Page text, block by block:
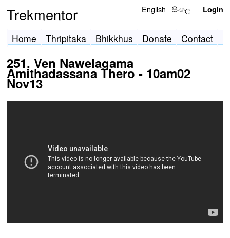
Trekmentor English සිංහල Login
Home Thripitaka Bhikkhus Donate Contact
251. Ven Nawelagama
Amithadassana Thero - 10am02
Nov13